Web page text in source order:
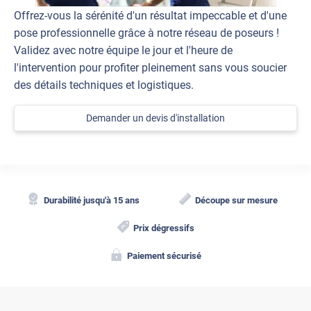
Offrez-vous la sérénité d'un résultat impeccable et d'une
pose professionnelle grâce à notre réseau de poseurs !
Validez avec notre équipe le jour et l'heure de
l'intervention pour profiter pleinement sans vous soucier
des détails techniques et logistiques.
Demander un devis d'installation
Durabilité jusqu'à 15 ans Découpe sur mesure
Prix dégressifs
Paiement sécurisé